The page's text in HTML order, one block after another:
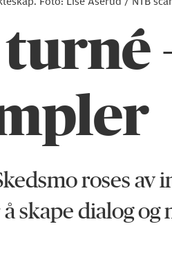
turné
roses av
skape dialog